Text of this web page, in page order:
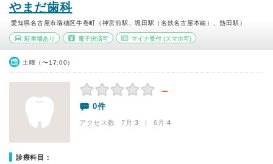
やまだ歯科
愛知県名古屋市瑞穂区牛巻町（神宮前駅、堀田駅（名鉄名古屋本線）、熱田駅）
駐車場あり 電子決済可 マイナ受付 (スマホ可)
土曜（〜17:00）
－
0件
アクセス数 7月:3 | 6月:4
診療科目：